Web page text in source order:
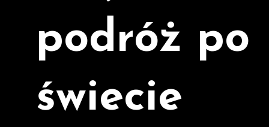
podróż po
świecie